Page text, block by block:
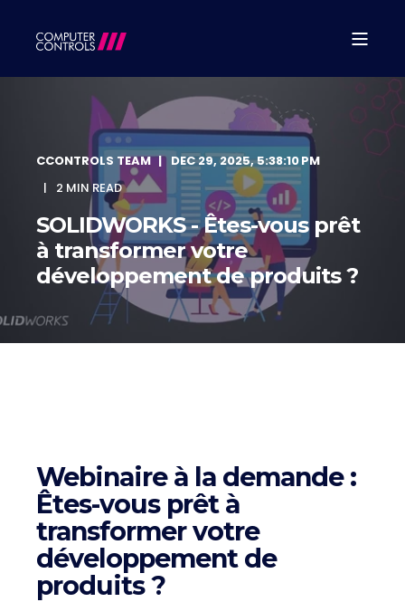
CCONTROLS TEAM
DEC 29, 2025, 5:38:10 PM
2 MIN READ
SOLIDWORKS - Êtes-vous prêt
à transformer votre
développement de produits ?
Webinaire à la demande :
Êtes-vous prêt à
transformer votre
développement de
produits ?